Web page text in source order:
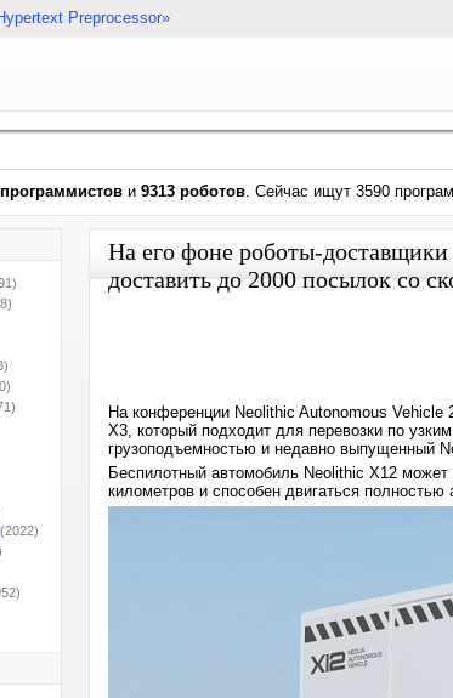
Preprocessor»
и 9313 роботов. Сейчас ищут 3590
(2022)
На его фоне роботы-
доставить до 2000 посылок со
На конференции Neolithic Autonomous Vehicle
X3, который подходит для перевозки по
грузоподъемностью и недавно выпущенный
Беспилотный автомобиль Neolithic X12
километров и способен двигаться